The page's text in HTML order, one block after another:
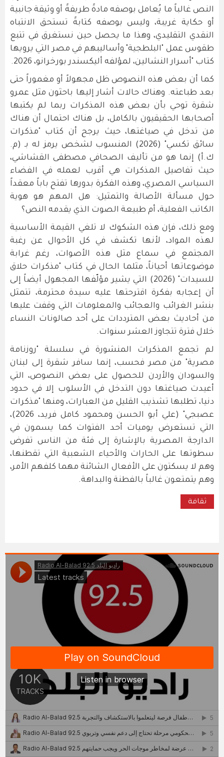
النص غالباً ما يُعامل بوصفه مادةً طريفةً أو وثيقة جانبية
أو حكاية غريبة، وليس بوصفه كتابةً تستحق الانتباه
النقدي التقليدي، وهذا ما يحصل حين نستغرق في تتبع
طقوس عمل "البلطجية" وأساليبهم في مصر التي يرويها
كتاب "أسرار النشالين، لمؤلفه أليكسندر بورخرانو، 2026.
كما أن بعض هذه النصوص ظل مجهولاً أو مغموراً حتى
بعد طباعته. وهناك حالات أشار إليها باحثون مثل عمرو
شقرة توحي بأن بعض هذه المذكرات ربما لم يكتبها
أصحابها الحقيقيون بالكامل، بل هناك احتمال أن هناك
من تدخل في صياغتها، حيث يرجح أن كتاب "مذكرات
سائق تكسي" (2026) المنسوب لشخص يرمز له بـ (م.
ك.أ) إنما هو من تأليف الصحافي مصطفى القشاشي،
حيث تفاصيل المذكرات هي أقرب لعمله في الفضاء
السياسي المصري، وهذه الفكرة بدورها تفتح باباً معقداً
حول مسألة الأصالة والتمثيل: هل المهم هو هوية
الكاتب الفعلية، أم طبيعة الصوت الذي يقدمه النص؟
ومع ذلك، فإن هذه الشكوك لا تلغي القيمة الأساسية
لهذه المواد، لأنها تكشف في كل الأحوال عن رغبة
المجتمع في سماع مثل هذه الأصوات، رغم غرابة
موضوعاتها أحياناً، مثلما الحال في كتاب "مذكرات حلاق
للسيدات" (2026) التي يشير مؤلّفها المجهول أيضاً إلى
أن إعجابه بفكرة اقترحتها عليه سيدة محترمة، تتمثل
بنشر الغرائب والعجائب والمعلومات التي وقفت عليها
من أحاديث بعض المترددات على أحد صالونات النساء
خلال فترة تتجاوز العشر سنوات.
لم تجمع المذكرات المنشورة في سلسلة "روزنامة
مصرية" من مصر فحسب، إنما سافر شقرة إلى لبنان
والسودان والأردن للحصول على بعض النصوص، التي
أعيدت صياغتها دون التدخل في الأسلوب إلا في حدود
دنيا، تطلبها تشذيب القليل من العبارات، ومنها "مذكرات
عصبجي" (علي أبو الحسن ومحمود كامل فريد، 2026)،
التي تستعرض يوميات أحد الفتوات كما يسمون في
الدارجة المصرية بالإشارة إلى فئة من الناس تفرض
سطوتها على الحارات والأحياء الشعبية التي تقطنها،
وهم لا يسكتون على الأفعال الشائنة مهما كلفهم الأمر،
وهم يتمتعون غالباً بالفطنة والبداهة.
ثقافة